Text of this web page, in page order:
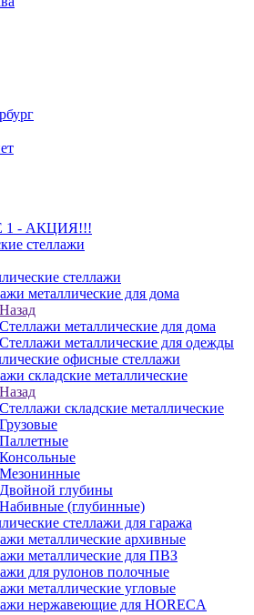
1 - АКЦИЯ!!!
стеллажи
стеллажи
металлические для дома
Назад
Стеллажи металлические для дома
Стеллажи металлические для одежды
офисные стеллажи
складские металлические
Назад
Стеллажи складские металлические
Грузовые
Паллетные
Консольные
Мезонинные
Двойной глубины
Набивные (глубинные)
стеллажи для гаража
металлические архивные
металлические для ПВЗ
для рулонов полочные
металлические угловые
нержавеющие для HORECA